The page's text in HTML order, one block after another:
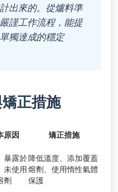
出來的。從爐料準
謹工作流程，能提
獨達成的穩定
正措施
原因
矯正措施
暴露於
未使用
劑
降低溫度、添加覆蓋
熔劑、使用惰性氣體
保護